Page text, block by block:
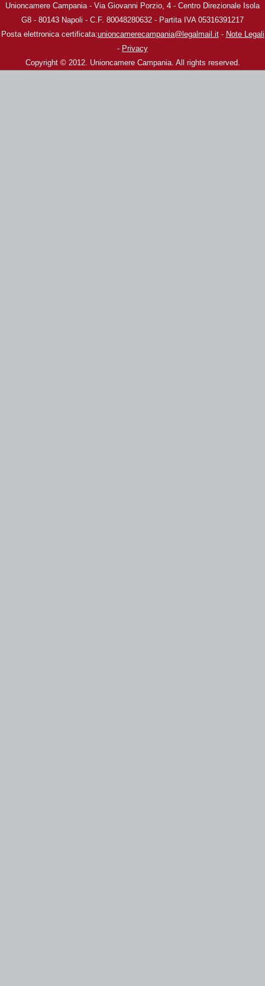
Unioncamere Campania - Via Giovanni Porzio, 4 - Centro Direzionale Isola
G8 - 80143 Napoli - C.F. 80048280632 - Partita IVA 05316391217
Posta elettronica certificata:unioncamerecampania@legalmail.it- Note Legali
- Privacy
Copyright © 2012. Unioncamere Campania. All rights reserved.